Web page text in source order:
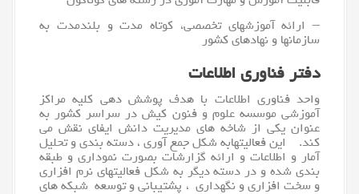
– ارائه آموزشهای تخصصی، کوتاه مدت و بلندمدت به
سازمانها و نهادهای کشور
دفتر فناوری اطلاعات
واحدفناوری اطلاعات با هدف پوشش دهی کلیه مراکز
آموزشی موسسه علوم و فنون کیش در سراسر کشور به
عنوان یکی از شاخه های مدیریت دانش ایفای نقش می
کند. این فعالیتهابه شکل جمع آوری ، دسته بندی و تحلیل
آمار و اطلاعات و ارائه گزارشات بصورت نموداری و طبقه
بندی شده و در دسته دیگر به شکل فعالیتهای نرم افزاری
و سخت افزاری و نگهداری ، پشتیبانی و توسعه شبکه های